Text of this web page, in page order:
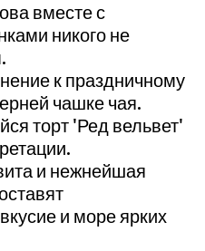
вместе с
никого не
к праздничному
чашке чая.
торт 'Ред вельвет'
и нежнейшая
и море ярких